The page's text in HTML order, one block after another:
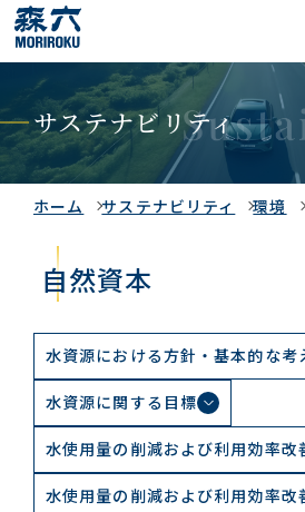
森六って何？
企業情報
事業内容
サステナビリティ
採用情報
グローバルネットワーク
サステナビリティ
ホーム サステナビリティ 環境
自然資本
水資源における方針・基本的な考
水資源に関する目標
水使用量の削減および利用効率改
水使用量の削減および利用効率改